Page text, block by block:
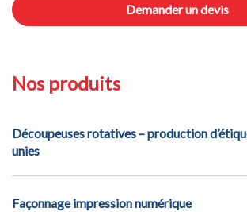
Demander un devis
Nos produits
Découpeuses rotatives – production
unies
Façonnage impression numérique